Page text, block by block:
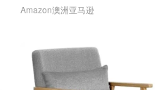
Amazon澳洲亚马逊